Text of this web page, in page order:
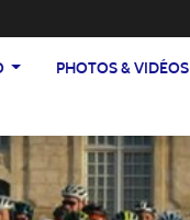
PHOTOS & VIDÉOS